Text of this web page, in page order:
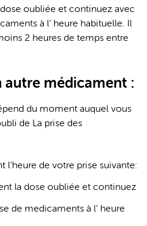
oubliée et continuez avec
à l’ heure habituelle. Il
2 heures de temps entre
autre médicament :
du moment auquel vous
de La prise des
l’heure de votre prise suivante:
la dose oubliée et continuez
de medicaments à l’ heure